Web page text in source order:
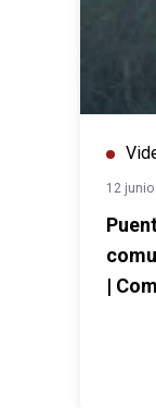
12
|